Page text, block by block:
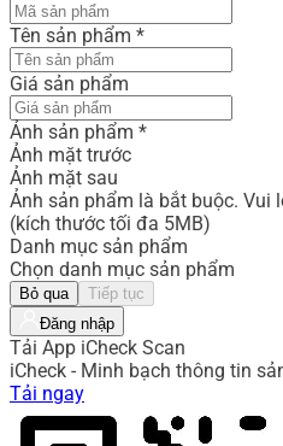
Tên sản phẩm *
Giá sản phẩm
Ảnh sản phẩm *
Ảnh mặt trước
Ảnh mặt sau
Ảnh sản phẩm là bắt buộc. Vui
(kích thước tối đa 5MB)
Danh mục sản phẩm
Chọn danh mục sản phẩm
Bỏ qua
Tiếp tục
Đăng nhập
Tải App iCheck Scan
iCheck - Minh bạch thông tin
Tải ngay